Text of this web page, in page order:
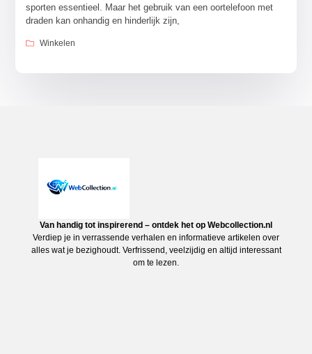
sporten essentieel. Maar het gebruik van een oortelefoon met
draden kan onhandig en hinderlijk zijn,
Winkelen
Van handig tot inspirerend – ontdek het op Webcollection.nl
Verdiep je in verrassende verhalen en informatieve artikelen over
alles wat je bezighoudt. Verfrissend, veelzijdig en altijd interessant
om te lezen.